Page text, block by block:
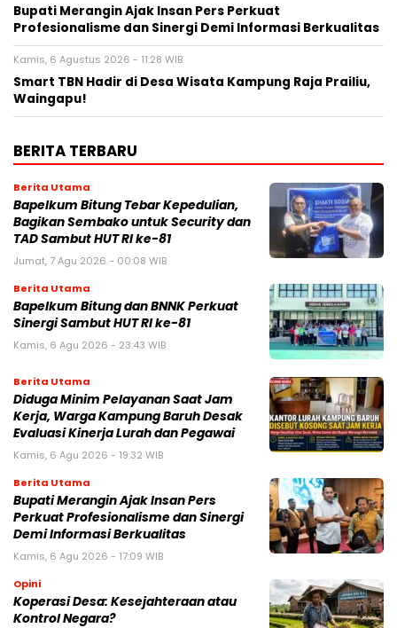
Bupati Merangin Ajak Insan Pers Perkuat
Profesionalisme dan Sinergi Demi Informasi Berkualitas
Kamis, 6 Agustus 2026 - 11:28 WIB
Smart TBN Hadir di Desa Wisata Kampung Raja Prailiu,
Waingapu!
BERITA TERBARU
Berita Utama
Bapelkum Bitung Tebar Kepedulian,
Bagikan Sembako untuk Security dan
TAD Sambut HUT RI ke-81
Jumat, 7 Agu 2026 - 00:08 WIB
Berita Utama
Bapelkum Bitung dan BNNK Perkuat
Sinergi Sambut HUT RI ke-81
Kamis, 6 Agu 2026 - 23:43 WIB
Berita Utama
Diduga Minim Pelayanan Saat Jam
Kerja, Warga Kampung Baruh Desak
Evaluasi Kinerja Lurah dan Pegawai
Kamis, 6 Agu 2026 - 19:32 WIB
Berita Utama
Bupati Merangin Ajak Insan Pers
Perkuat Profesionalisme dan Sinergi
Demi Informasi Berkualitas
Kamis, 6 Agu 2026 - 17:09 WIB
Opini
Koperasi Desa: Kesejahteraan atau
Kontrol Negara?